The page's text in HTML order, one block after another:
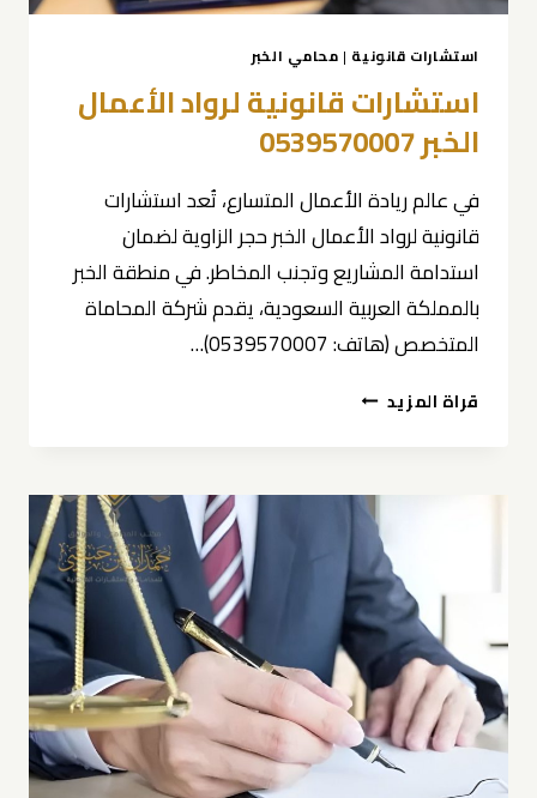
استشارات قانونية | محامي الخبر
استشارات قانونية لرواد الأعمال
الخبر 0539570007
في عالم ريادة الأعمال المتسارع، تُعد استشارات
قانونية لرواد الأعمال الخبر حجر الزاوية لضمان
استدامة المشاريع وتجنب المخاطر. في منطقة الخبر
بالمملكة العربية السعودية، يقدم شركة المحاماة
المتخصص (هاتف: 0539570007)…
قراة المزيد استشارات
الخبر
0539570007